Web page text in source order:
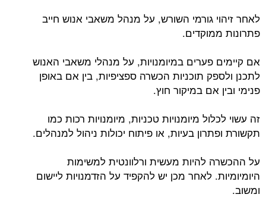
לאחר זיהוי גורמי השורש, על מנהל משאבי אנוש חייב
פתרונות ממוקדים.
אם קיימים פערים במיומנויות, על מנהלי משאבי האנוש
לתכנן ולספק תוכניות הכשרה ספציפיות, בין אם באופן
פנימי ובין אם במיקור חוץ.
זה עשוי לכלול מיומנויות טכניות, מיומנויות רכות כמו
תקשורת ופתרון בעיות, או פיתוח יכולות ניהול למנהלים.
על ההכשרה להיות מעשית ורלוונטית למשימות
היומיומיות. לאחר מכן יש להקפיד על הזדמנויות ליישום
ומשוב.